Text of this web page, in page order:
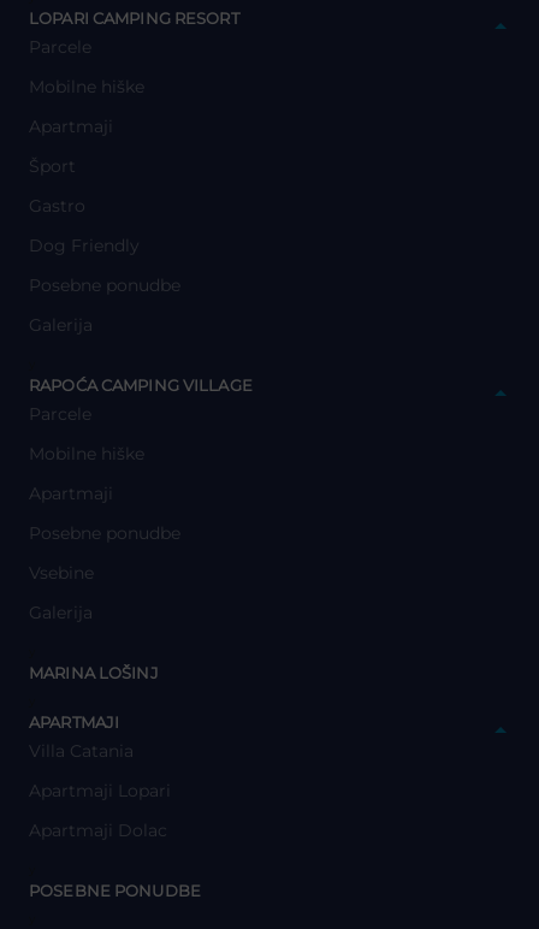
LOPARI CAMPING RESORT
Parcele
Mobilne hiške
Apartmaji
Šport
Gastro
Dog Friendly
Posebne ponudbe
Galerija
RAPOĆA CAMPING VILLAGE
Parcele
Mobilne hiške
Apartmaji
Posebne ponudbe
Vsebine
Galerija
MARINA LOŠINJ
APARTMAJI
Villa Catania
Apartmaji Lopari
Apartmaji Dolac
POSEBNE PONUDBE